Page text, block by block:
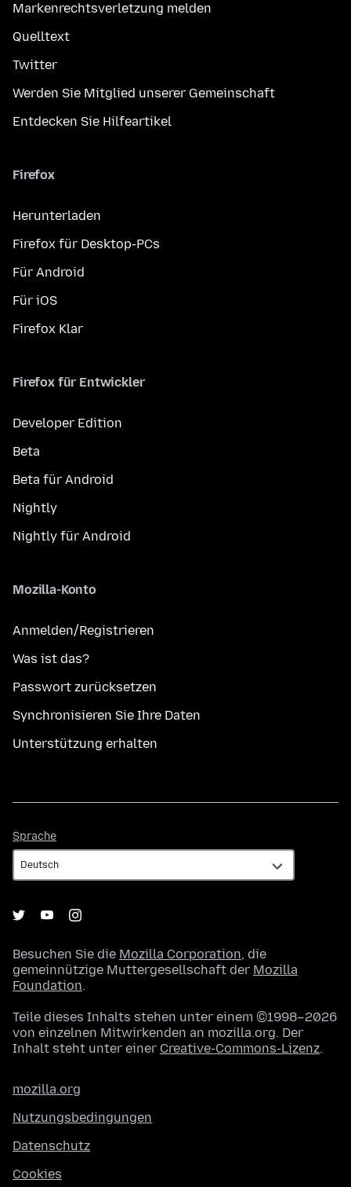
Markenrechtsverletzung melden
Quelltext
Twitter
Werden Sie Mitglied unserer Gemeinschaft
Entdecken Sie Hilfeartikel
Firefox
Herunterladen
Firefox für Desktop-PCs
Für Android
Für iOS
Firefox Klar
Firefox für Entwickler
Developer Edition
Beta
Beta für Android
Nightly
Nightly für Android
Mozilla-Konto
Anmelden/Registrieren
Was ist das?
Passwort zurücksetzen
Synchronisieren Sie Ihre Daten
Unterstützung erhalten
Sprache
Besuchen Sie die Mozilla Corporation, die
gemeinnützige Muttergesellschaft der Mozilla
Foundation.
Teile dieses Inhalts stehen unter einem ©1998–2026
von einzelnen Mitwirkenden an mozilla.org. Der
Inhalt steht unter einer Creative-Commons-Lizenz.
mozilla.org
Nutzungsbedingungen
Datenschutz
Cookies